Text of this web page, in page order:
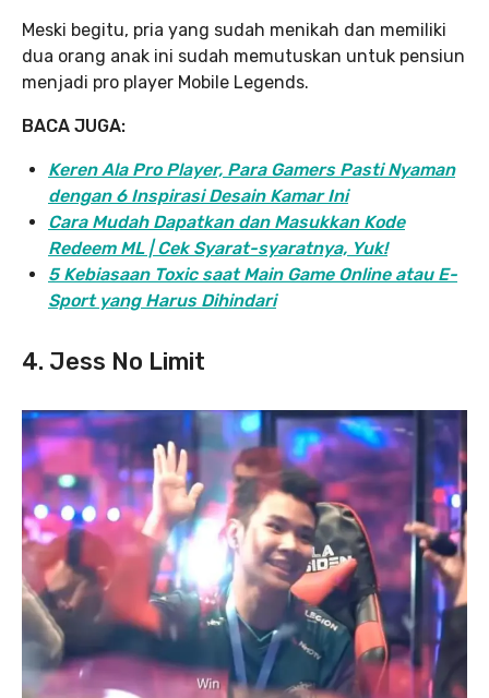
Meski begitu, pria yang sudah menikah dan memiliki
dua orang anak ini sudah memutuskan untuk pensiun
menjadi pro player Mobile Legends.
BACA JUGA:
Keren Ala Pro Player, Para Gamers Pasti Nyaman
dengan 6 Inspirasi Desain Kamar Ini
Cara Mudah Dapatkan dan Masukkan Kode
Redeem ML | Cek Syarat-syaratnya, Yuk!
5 Kebiasaan Toxic saat Main Game Online atau E-
Sport yang Harus Dihindari
4. Jess No Limit